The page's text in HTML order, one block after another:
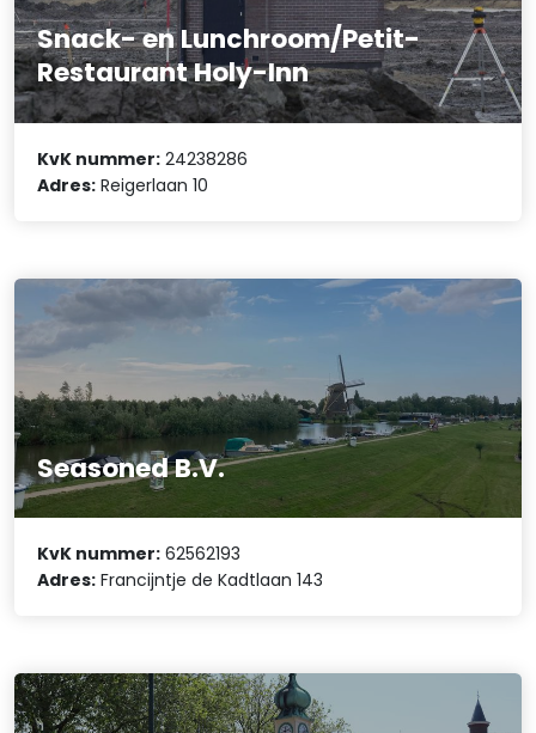
Snack- en Lunchroom/Petit-
Restaurant Holy-Inn
KvK nummer: 24238286
Adres: Reigerlaan 10
Seasoned B.V.
KvK nummer: 62562193
Adres: Francijntje de Kadtlaan 143